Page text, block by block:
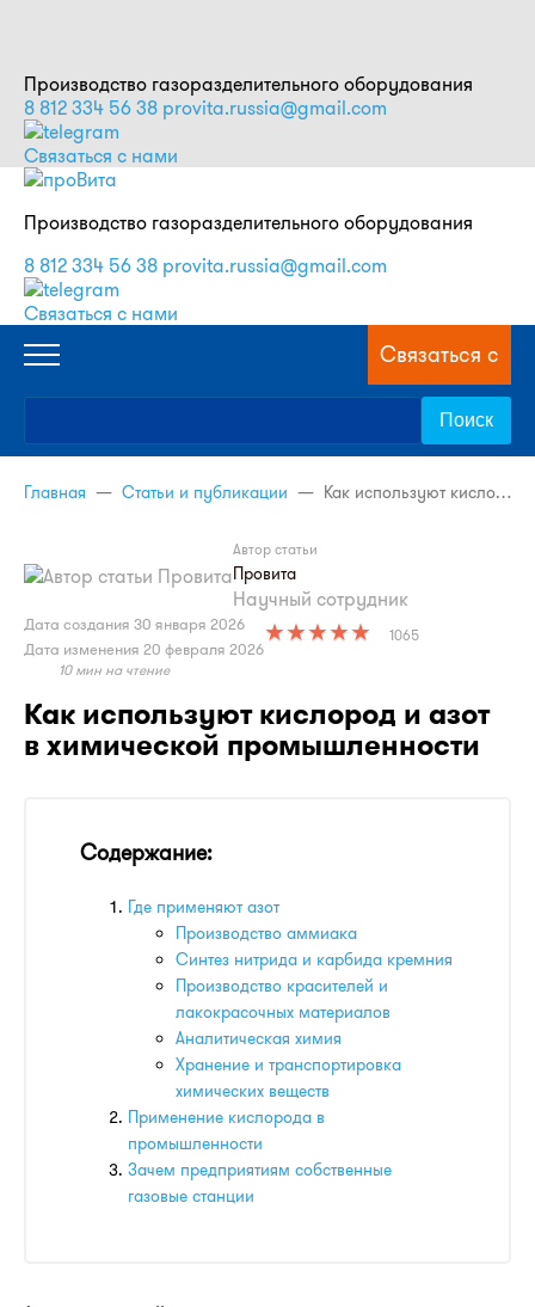
Производство газоразделительного оборудования
8 812 334 56 38 provita.russia@gmail.com
Связаться с нами
Производство газоразделительного оборудования
8 812 334 56 38 provita.russia@gmail.com
Связаться с нами
Связаться с
нами
Главная — Статьи и публикации — Как используют кислород и азот в химической промышленности
Автор статьи
Провита
Научный сотрудник
Дата создания 30 января 2026
Дата изменения 20 февраля 2026
1065
10 мин на чтение
Как используют кислород и азот
в химической промышленности
Содержание:
Где применяют азот
Производство аммиака
Синтез нитрида и карбида кремния
Производство красителей и
лакокрасочных материалов
Аналитическая химия
Хранение и транспортировка
химических веществ
Применение кислорода в
промышленности
Зачем предприятиям собственные
газовые станции